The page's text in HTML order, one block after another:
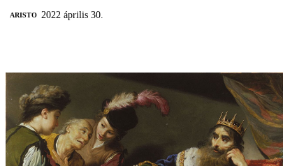
ARISTO 2022 április 30.